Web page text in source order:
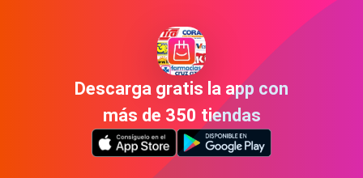
Descarga gratis la app con
más de 350 tiendas